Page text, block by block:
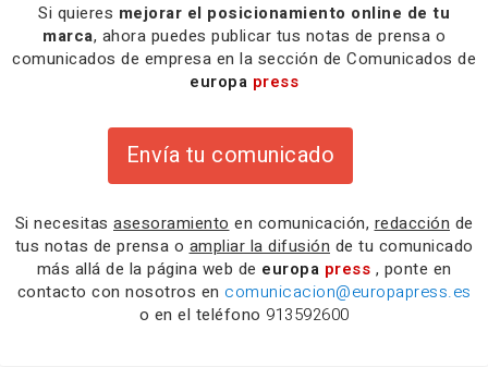
Si quieres mejorar el posicionamiento online de tu
marca, ahora puedes publicar tus notas de prensa o
comunicados de empresa en la sección de Comunicados de
europa press
Envía tu comunicado
Si necesitas asesoramiento en comunicación, redacción de
tus notas de prensa o ampliar la difusión de tu comunicado
más allá de la página web de europa press , ponte en
contacto con nosotros en comunicacion@europapress.es
o en el teléfono 913592600